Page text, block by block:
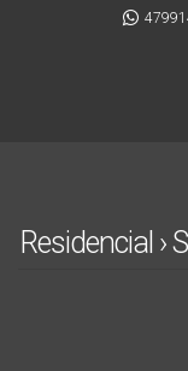
Residencial ›